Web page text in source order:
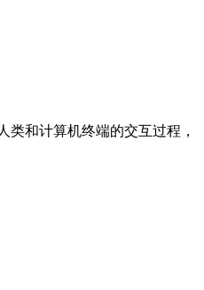
和计算机终端的交互过程，